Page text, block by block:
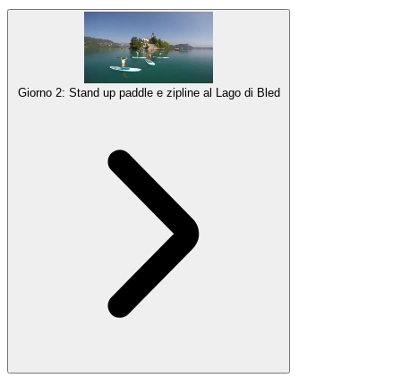
La tua vacanza attiva di lusso inizia nella bellissima capitale,
. Esplora la cittàin bicicletta
attrazioni e alcune parti più segrete in modo divertente e attivo.
Giorno 2: Stand up paddle e zipline al Lago di Bled